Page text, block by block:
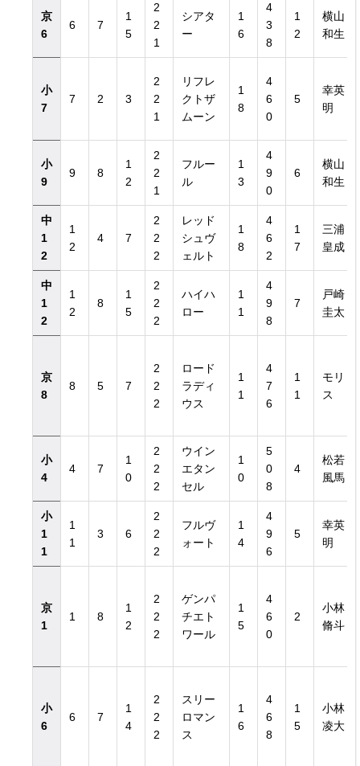
京
6
6 7
1
5
2
2
1
シアタ
ー
1
6
4
3
8
1
2
横山
和生
小
7
7 2 3
2
2
1
リフレ
クトザ
ムーン
1
8
4
6
0
5
幸英
明
小
9
9 8
1
2
2
2
1
フルー
ル
1
3
4
9
0
6
横山
和生
中
1
2
1
2
4 7
2
2
2
レッド
シュヴ
ェルト
1
8
4
6
2
1
7
三浦
皇成
中
1
2
1
2
8
1
5
2
2
2
ハイハ
ロー
1
1
4
9
8
7
戸崎
圭太
京
8
8 5 7
2
2
2
ロード
ラディ
ウス
1
1
4
7
6
1
1
モリ
ス
小
4
4 7
1
0
2
2
2
ウイン
エタン
セル
1
0
5
0
8
4
松若
風馬
小
1
1
1
1
3 6
2
2
2
フルヴ
ォート
1
4
4
9
6
5
幸英
明
京
1
1 8
1
2
2
2
2
ゲンパ
チエト
ワール
1
5
4
6
0
2
小林
脩斗
小
6
6 7
1
4
2
2
2
スリー
ロマン
ス
1
6
4
6
8
1
5
小林
凌大